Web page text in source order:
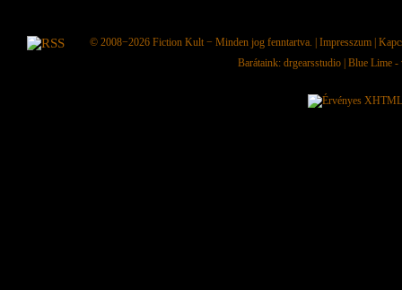
© 2008−2026 Fiction Kult − Minden jog fenntartva. | Impresszum
Barátaink: drgearsstudio Blue Lime -